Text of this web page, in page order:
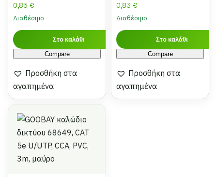
0,85 €
Διαθέσιμο
Στο καλάθι
Compare
Προσθήκη στα
αγαπημένα
0,83 €
Διαθέσιμο
Στο καλάθι
Compare
Προσθήκη στα
αγαπημένα